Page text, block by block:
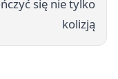
się nie tylko
kolizją